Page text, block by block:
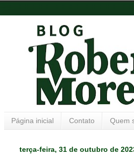
Página inicial Contato Quem
terça-feira, 31 de outubro de